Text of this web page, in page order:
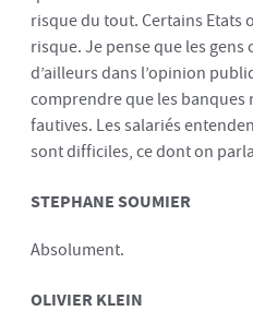
risque du tout. Certains Etats
risque. Je pense que les
d’ailleurs dans l’opinion
comprendre que les banques
fautives. Les salariés
sont difficiles, ce dont on
STEPHANE SOUMIER
Absolument.
OLIVIER KLEIN